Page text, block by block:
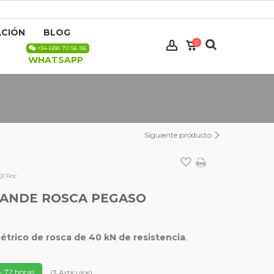
BLOG
WHATSAPP
+34 688 70 56 86
0
Siguiente producto
ROSCA PEGASO
de rosca de 40 kN de resistencia.
72 horas.